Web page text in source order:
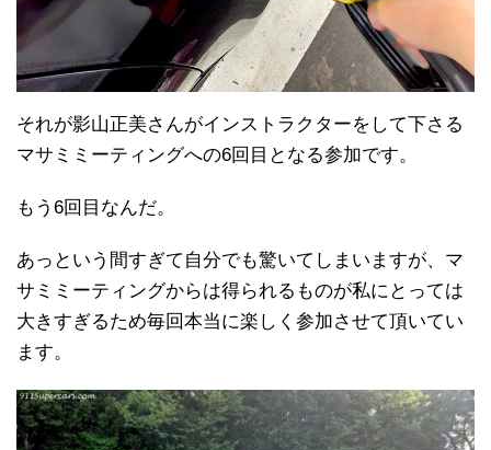
それが影山正美さんがインストラクターをして下さる
マサミミーティングへの6回目となる参加です。
もう6回目なんだ。
あっという間すぎて自分でも驚いてしまいますが、マ
サミミーティングからは得られるものが私にとっては
大きすぎるため毎回本当に楽しく参加させて頂いてい
ます。